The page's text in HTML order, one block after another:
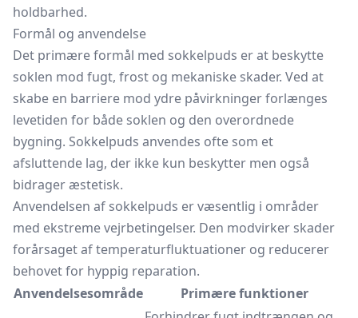
holdbarhed.
Formål og anvendelse
Det primære formål med sokkelpuds er at beskytte
soklen mod fugt, frost og mekaniske skader. Ved at
skabe en barriere mod ydre påvirkninger forlænges
levetiden for både soklen og den overordnede
bygning. Sokkelpuds anvendes ofte som et
afsluttende lag, der ikke kun beskytter men også
bidrager æstetisk.
Anvendelsen af sokkelpuds er væsentlig i områder
med ekstreme vejrbetingelser. Den modvirker skader
forårsaget af temperaturfluktuationer og reducerer
behovet for hyppig reparation.
Anvendelsesområde
Primære funktioner